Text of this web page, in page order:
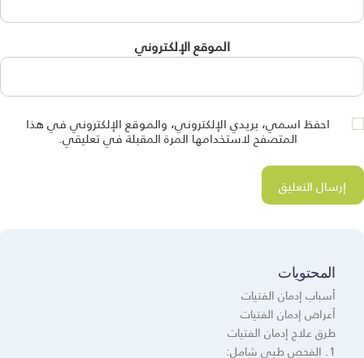
الموقع الإلكتروني
احفظ اسمي، بريدي الإلكتروني، والموقع الإلكتروني في هذا
المتصفح لاستخدامها المرة المقبلة في تعليقي.
المحتويات
أسباب إدمان الفتيات
أعراض إدمان الفتيات
طرق علاج إدمان الفتيات